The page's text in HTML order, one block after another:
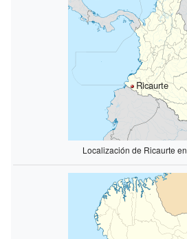
Ricaurte
Localización de Ricaurte